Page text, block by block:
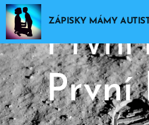
ZÁPISKY MÁMY
První